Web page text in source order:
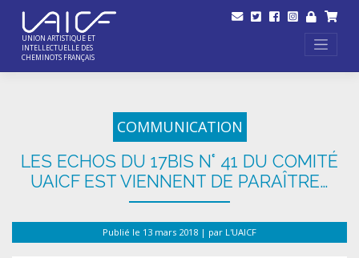
content
UNION ARTISTIQUE ET
INTELLECTUELLE DES
CHEMINOTS FRANÇAIS
COMMUNICATION
LES ECHOS DU 17BIS N° 41 DU COMITÉ
UAICF EST VIENNENT DE PARAÎTRE…
Publié le 13 mars 2018 | par L'UAICF